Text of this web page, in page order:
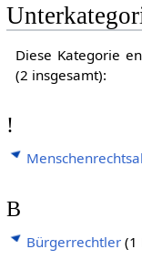
Diese Kategorie
(2 insgesamt):
!
B
Bürgerrechtler (1